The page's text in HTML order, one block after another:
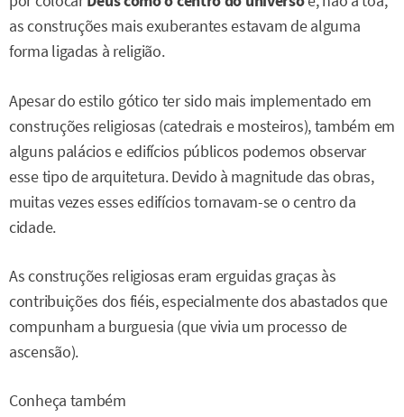
as construções mais exuberantes estavam de alguma
forma ligadas à religião.
Apesar do estilo gótico ter sido mais implementado em
construções religiosas (catedrais e mosteiros), também em
alguns palácios e edifícios públicos podemos observar
esse tipo de arquitetura. Devido à magnitude das obras,
muitas vezes esses edifícios tornavam-se o centro da
cidade.
As construções religiosas eram erguidas graças às
contribuições dos fiéis, especialmente dos abastados que
compunham a burguesia (que vivia um processo de
ascensão).
Conheça também